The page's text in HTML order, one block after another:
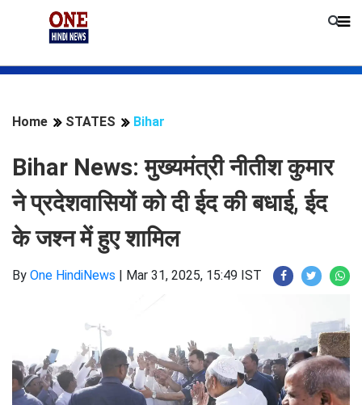
Home STATES Bihar
Bihar News: मुख्यमंत्री नीतीश कुमार
ने प्रदेशवासियों को दी ईद की बधाई, ईद
के जश्न में हुए शामिल
By One HindiNews | Mar 31, 2025, 15:49 IST